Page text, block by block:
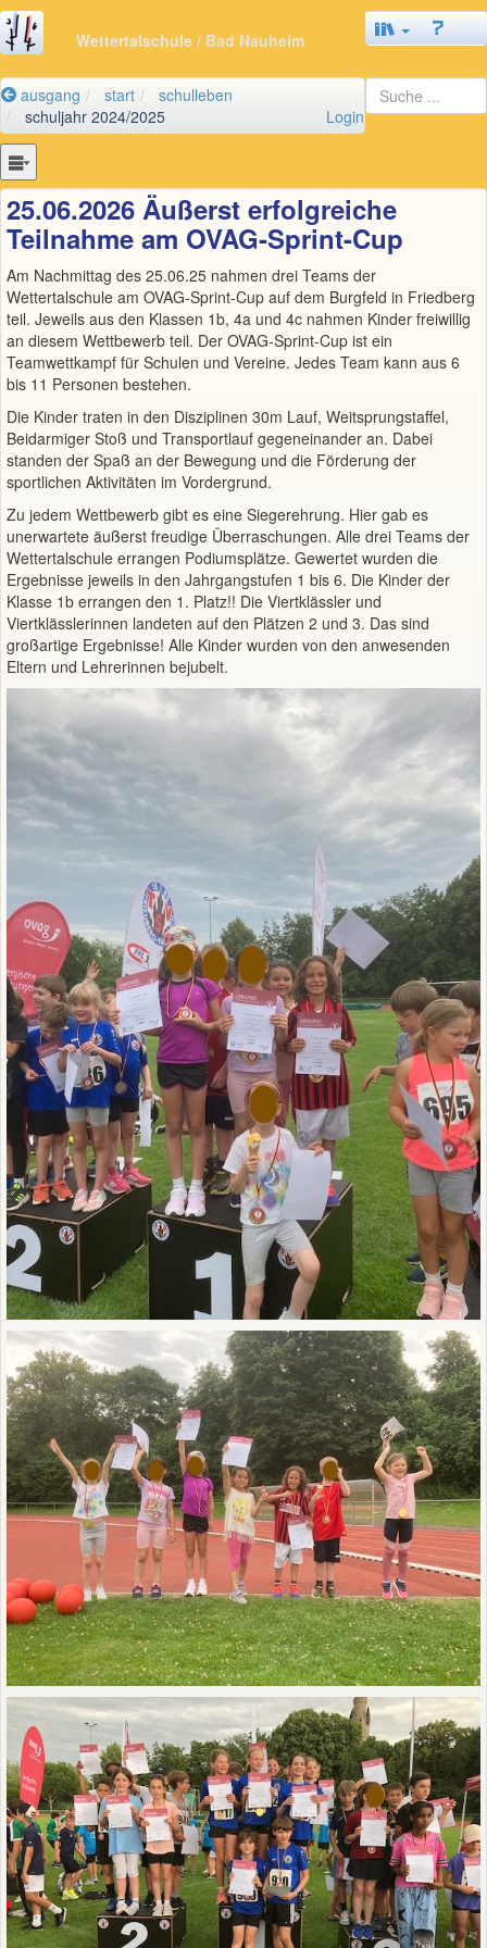
Wettertalschule / Bad Nauheim
ausgang start
schulleben
schuljahr 2024/2025
Login
25.06.2026 Äußerst erfolgreiche
Teilnahme am OVAG-Sprint-Cup
Am Nachmittag des 25.06.25 nahmen drei Teams der
Wettertalschule am OVAG-Sprint-Cup auf dem Burgfeld in Friedberg
teil. Jeweils aus den Klassen 1b, 4a und 4c nahmen Kinder freiwillig
an diesem Wettbewerb teil. Der OVAG-Sprint-Cup ist ein
Teamwettkampf für Schulen und Vereine. Jedes Team kann aus 6
bis 11 Personen bestehen.
Die Kinder traten in den Disziplinen 30m Lauf, Weitsprungstaffel,
Beidarmiger Stoß und Transportlauf gegeneinander an. Dabei
standen der Spaß an der Bewegung und die Förderung der
sportlichen Aktivitäten im Vordergrund.
Zu jedem Wettbewerb gibt es eine Siegerehrung. Hier gab es
unerwartete äußerst freudige Überraschungen. Alle drei Teams der
Wettertalschule errangen Podiumsplätze. Gewertet wurden die
Ergebnisse jeweils in den Jahrgangstufen 1 bis 6. Die Kinder der
Klasse 1b errangen den 1. Platz!! Die Viertklässler und
Viertklässlerinnen landeten auf den Plätzen 2 und 3. Das sind
großartige Ergebnisse! Alle Kinder wurden von den anwesenden
Eltern und Lehrerinnen bejubelt.